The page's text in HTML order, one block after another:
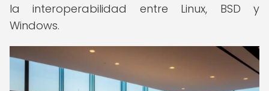
la interoperabilidad entre Linux, BSD y
Windows.